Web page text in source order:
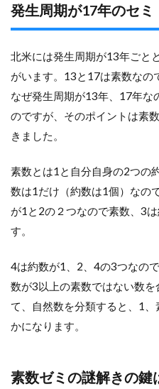
発生周期が17年のセミ
北米には発生周期が13年ごと
がいます。13と17は素数なの
なぜ発生周期が13年、17年な
のですが、そのポイントは素
きました。
素数とは1と自分自身の2つの
数は1だけ（約数は1個）なの
が1と2の２つなので素数、3
す。
4は約数が1、2、4の3つなの
数が3以上の素数ではない数
て、自然数を分類すると、1
かになります。
素数ゼミの謎解きの鍵